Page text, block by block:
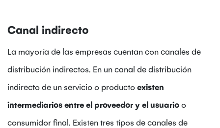
Canal indirecto
La mayoría de las empresas cuentan con canales de
distribución indirectos. En un canal de distribución
indirecto de un servicio o productoexisten
intermediarios entre el proveedor y el usuarioo
consumidor final. Existen tres tipos de canales de